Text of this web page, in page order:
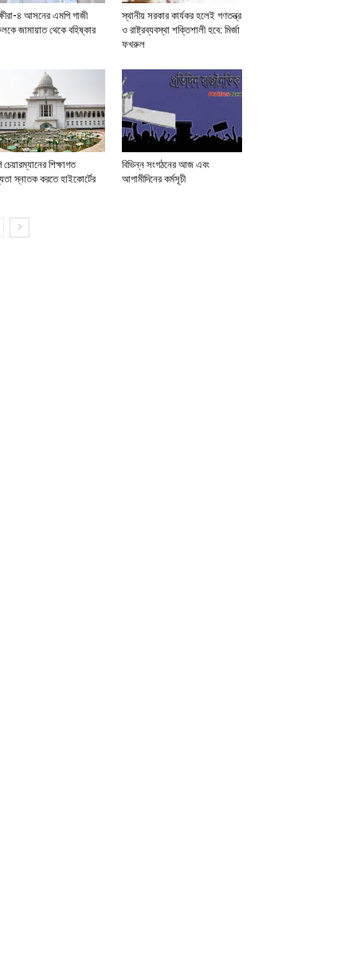
৪ আসনের এমপি গাজী
জামায়াত থেকে বহিষ্কার
স্থানীয় সরকার কার্যকর হলেই গণতন্ত্র
ও রাষ্ট্রব্যবস্থা শক্তিশালী হবে: মির্জা
ফখরুল
শিক্ষাগত
স্নাতক করতে হাইকোর্টের
বিভিন্ন সংগঠনের আজ এবং
আগামীদিনের কর্মসূচী